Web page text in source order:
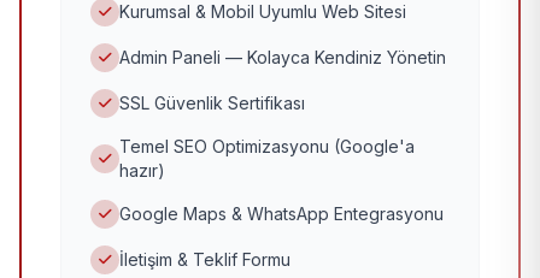
Kurumsal & Mobil Uyumlu Web Sitesi
Admin Paneli — Kolayca Kendiniz Yönetin
SSL Güvenlik Sertifikası
Temel SEO Optimizasyonu (Google'a
hazır)
Google Maps & WhatsApp Entegrasyonu
İletişim & Teklif Formu